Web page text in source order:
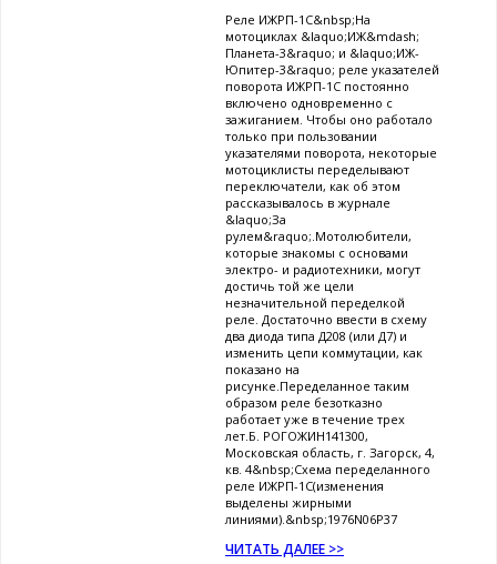
Реле ИЖРП-1С&nbsp;На
мотоциклах &laquo;ИЖ&mdash;
Планета-3&raquo; и &laquo;ИЖ-
Юпитер-3&raquo; реле указателей
поворота ИЖРП-1С постоянно
включено одновременно с
зажиганием. Чтобы оно работало
только при пользовании
указателями поворота, некоторые
мотоциклисты переделывают
переключатели, как об этом
рассказывалось в журнале
&laquo;За
рулем&raquo;.Мотолюбители,
которые знакомы с основами
электро- и радиотехники, могут
достичь той же цели
незначительной переделкой
реле. Достаточно ввести в схему
два диода типа Д208 (или Д7) и
изменить цепи коммутации, как
показано на
рисунке.Переделанное таким
образом реле безотказно
работает уже в течение трех
лет.Б. РОГОЖИН141300,
Московская область, г. Загорск, 4,
кв. 4&nbsp;Схема переделанного
реле ИЖРП-1С(изменения
выделены жирными
линиями).&nbsp;1976N06P37
ЧИТАТЬ ДАЛЕЕ >>